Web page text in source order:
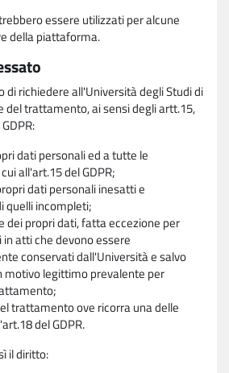
essere utilizzati per alcune
della piattaforma.
di richiedere all'Università degli Studi di
del trattamento, ai sensi degli artt.15,
dati personali ed a tutte le
all'art.15 del GDPR;
dati personali inesatti e
quelli incompleti;
dei propri dati, fatta eccezione per
atti che devono essere
conservati dall'Università e salvo
motivo legittimo prevalente per
trattamento ove ricorra una delle
del GDPR.
il diritto: